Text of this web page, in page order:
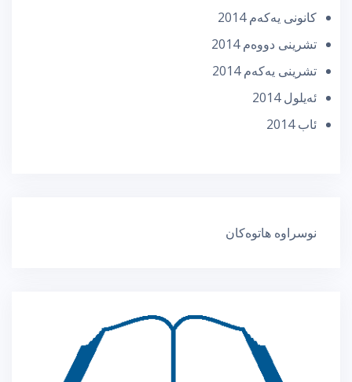
كانونی یه‌كه‌م 2014
تشرینی دووه‌م 2014
تشرینی یه‌كه‌م 2014
ئه‌یلول 2014
ئاب 2014
نوسراوە هاتوەکان